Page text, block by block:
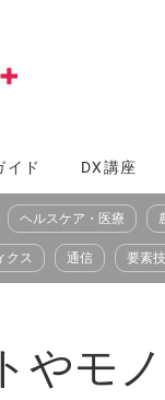
イド DX講座
ヘルスケア・医療
クス 通信 要素
やモ